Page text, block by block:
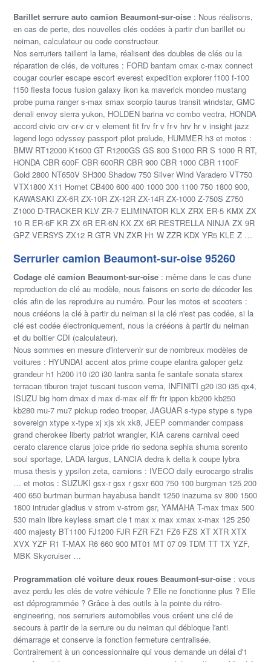
Barillet serrure auto camion Beaumont-sur-oise : Nous réalisons,
en cas de perte, des nouvelles clés codées à partir d'un barillet ou
neiman, calculateur ou code constructeur.
Nos serruriers taillent la lame, réalisent des doubles de clés ou la
réparation de clés, de voitures : FORD bantam cmax c-max connect
cougar courier escape escort everest expedition explorer f100 f-100
f150 fiesta focus fusion galaxy ikon ka maverick mondeo mustang
probe puma ranger s-max smax scorpio taurus transit windstar, GMC
denali envoy sierra yukon, HOLDEN barina vc combo vectra, HONDA
accord civic crv cr-v cr v element fit frv fr v fr-v hrv hr v insight jazz
legend logo odyssey passport pilot prelude, HUMMER h3 et motos :
BMW RT12000 K1600 GT R1200GS GS 800 S1000 RR S 1000 R RT,
HONDA CBR 600F CBR 600RR CBR 900 CBR 1000 CBR 1100F
Gold 2800 NT650V SH300 Shadow 750 Silver Wind Varadero VT750
VTX1800 X11 Hornet CB400 600 400 1000 300 1100 750 1800 900,
KAWASAKI ZX-6R ZX-10R ZX-12R ZX-14R ZX-1000 Z-750S Z750
Z1000 D-TRACKER KLV ZR-7 ELIMINATOR KLX ZRX ER-5 KMX ZX
10 R ER-6F KR ZX 6R ER-6N KX ZX 6R RESTRELLA NINJA ZX 9R
GPZ VERSYS ZX12 R GTR VN ZXR H1 W ZZR KDX YR5 KLE Z …
Serrurier camion Beaumont-sur-oise 95260
Codage clé camion Beaumont-sur-oise : même dans le cas d'une
reproduction de clé au modèle, nous faisons en sorte de décoder les
clés afin de les reproduire au numéro. Pour les motos et scooters :
nous crééons la clé à partir du neiman si la clé n'est pas codée, si la
clé est codée électroniquement, nous la crééons à partir du neiman
et du boitier CDI (calculateur).
Nous sommes en mesure d'intervenir sur de nombreux modèles de
voitures : HYUNDAI accent atos prime coupe elantra galoper getz
grandeur h1 h200 i10 i20 i30 lantra santa fe santafe sonata starex
terracan tiburon trajet tuscani tuscon verna, INFINITI g20 i30 i35 qx4,
ISUZU big horn dmax d max d-max elf ffr ftr ippon kb200 kb250
kb280 mu-7 mu7 pickup rodeo trooper, JAGUAR s-type stype s type
sovereign xtype x-type xj xjs xk xk8, JEEP commander compass
grand cherokee liberty patriot wrangler, KIA carens carnival ceed
cerato clarence clarus joice pride rio sedona sephia shuma sorento
soul sportage, LADA largus, LANCIA dedra k delta k coupe lybra
musa thesis y ypsilon zeta, camions : IVECO daily eurocargo stralis
… et motos : SUZUKI gsx-r gsx r gsxr 600 750 100 burgman 125 200
400 650 burtman burman hayabusa bandit 1250 inazuma sv 800 1500
1800 intruder gladius v strom v-strom gsr, YAMAHA T-max tmax 500
530 main libre keyless smart cle t max x max xmax x-max 125 250
400 majesty BT1100 FJ1200 FJR FZR FZ1 FZ6 FZS XT XTR XTX
XVX YZF R1 T-MAX R6 660 900 MT01 MT 07 09 TDM TT TX YZF,
MBK Skycruiser …
Programmation clé voiture deux roues Beaumont-sur-oise : vous
avez perdu les clés de votre véhicule ? Elle ne fonctionne plus ? Elle
est déprogrammée ? Grâce à des outils à la pointe du rétro-
engineering, nos serruriers automobiles vous créent une clé de
secours à partir de la serrure ou du neiman qui débloque l'anti
démarrage et conserve la fonction fermeture centralisée.
Contrairement à un concessionnaire qui vous demande un délai d'1